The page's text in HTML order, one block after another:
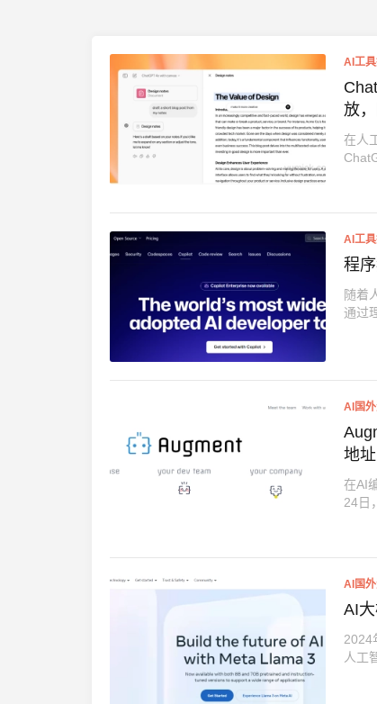
AI工
放
在人
AI工
程
随着
通过
AI国
地址
在AI
24日
AI国
AI
2024
人工